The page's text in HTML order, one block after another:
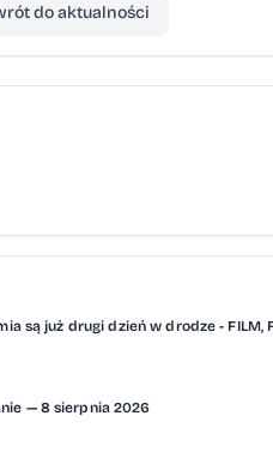
do aktualności
są już drugi dzień w drodze - FILM,
— 8 sierpnia 2026